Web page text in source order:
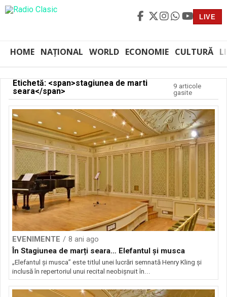
LIVE
HOME NAȚIONAL WORLD ECONOMIE CULTURĂ
Etichetă: <span>stagiunea de marti
seara</span>
9 articole
gasite
EVENIMENTE
8 ani ago
În Stagiunea de marți seara… Elefantul și musca
„Elefantul și musca” este titlul unei lucrări semnată Henry Kling și
inclusă în repertoriul unui recital neobișnuit în...